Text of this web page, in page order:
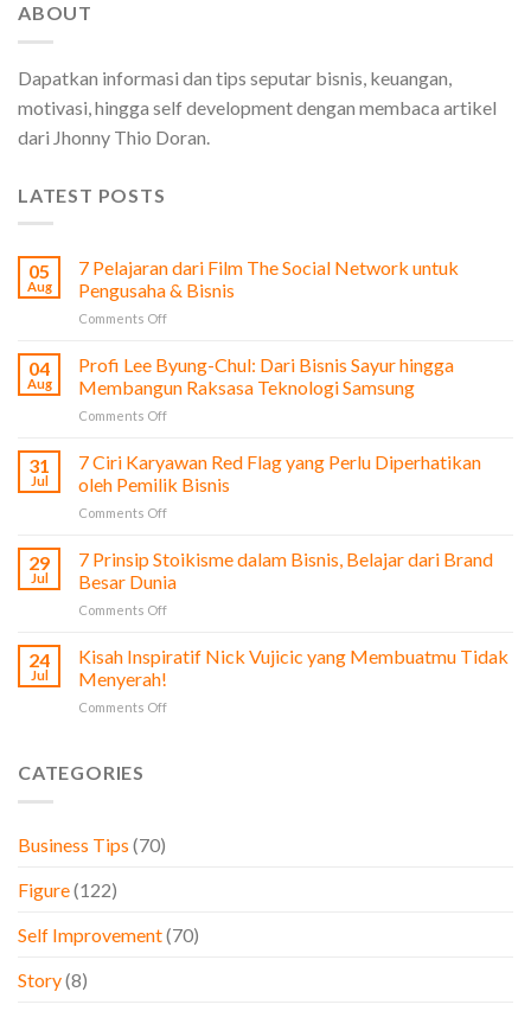
ABOUT
Dapatkan informasi dan tips seputar bisnis, keuangan,
motivasi, hingga self development dengan membaca artikel
dari Jhonny Thio Doran.
LATEST POSTS
05
Aug
7 Pelajaran dari Film The Social Network untuk
Pengusaha & Bisnis
Comments Offon
Pelajaran
dari
Film
The
Network
untuk
04
Aug
Profi Lee Byung-Chul: Dari Bisnis Sayur hingga
Membangun Raksasa Teknologi Samsung
Comments Offon
Chul:
Dari
Sayur
Samsung
31
Jul
7 Ciri Karyawan Red Flag yang Perlu Diperhatikan
oleh Pemilik Bisnis
Comments Offon
Ciri
Red
Flag
Perlu
29
Jul
7 Prinsip Stoikisme dalam Bisnis, Belajar dari Brand
Besar Dunia
Comments Offon
Prinsip
Bisnis,
24
Jul
Kisah Inspiratif Nick Vujicic yang Membuatmu Tidak
Menyerah!
Comments Offon
CATEGORIES
Business Tips (70)
Figure(122)
Self Improvement(70)
Story(8)